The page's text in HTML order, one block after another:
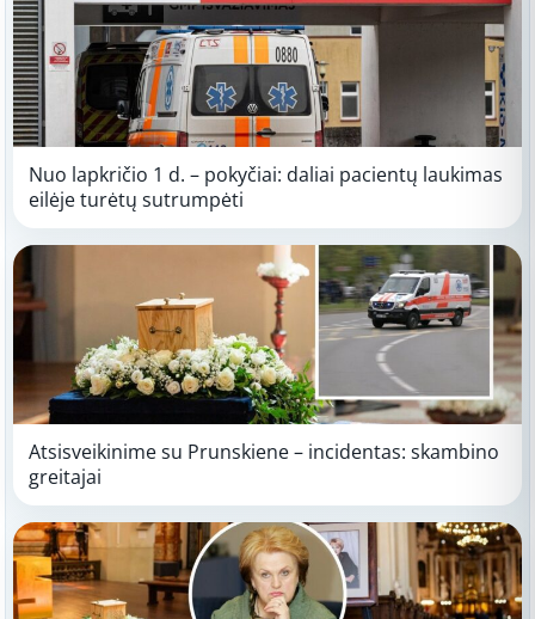
Nuo lapkričio 1 d. – pokyčiai: daliai pacientų laukimas
eilėje turėtų sutrumpėti
Atsisveikinime su Prunskiene – incidentas: skambino
greitajai